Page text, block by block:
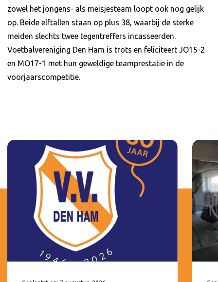
zowel het jongens- als meisjesteam loopt ook nog gelijk
op. Beide elftallen staan op plus 38, waarbij de sterke
meiden slechts twee tegentreffers incasseerden.
Voetbalvereniging Den Ham is trots en feliciteert JO15-2
en MO17-1 met hun geweldige teamprestatie in de
voorjaarscompetitie.